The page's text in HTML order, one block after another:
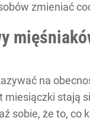
zmieniać
na
stają
sobie, że to, co